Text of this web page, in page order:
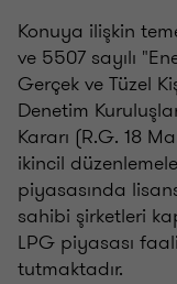
Konuya ilişkin
ve 5507 sayılı
Gerçek ve Tüzel
Denetim
Kararı (R.G. 18
ikincil
piyasasında
sahibi şirketleri
LPG piyasası
tutmaktadır.